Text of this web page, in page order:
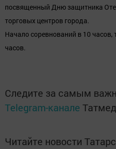
посвященный Дню защитника
торговых центров города.
Начало соревнований в 10 часов,
часов.
Следите за самым
Telegram-канале
Читайте новости